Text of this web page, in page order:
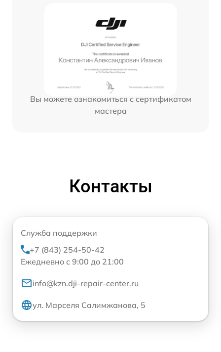
Вы можете ознакомиться с сертификатом
мастера
Контакты
Служба поддержки
+7 (843) 254-50-42
Ежедневно с 9:00 до 21:00
info@kzn.dji-repair-center.ru
ул. Марселя Салимжанова, 5